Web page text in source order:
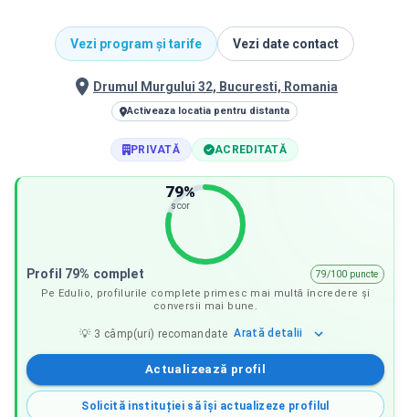
Vezi program și tarife Vezi date contact
Drumul Murgului 32, Bucuresti, Romania
Activeaza locatia pentru distanta
PRIVATĂ ACREDITATĂ
79%
scor
Profil 79% complet
79/100 puncte
Pe Edulio, profilurile complete primesc mai multă încredere și
conversii mai bune.
💡 3 câmp(uri) recomandate Arată detalii
Actualizează profil
Solicită instituției să își actualizeze profilul